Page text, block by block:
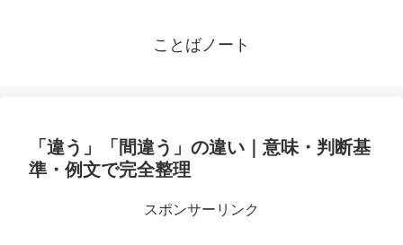
ことばノート
「違う」「間違う」の違い｜意味・判断基
準・例文で完全整理
スポンサーリンク